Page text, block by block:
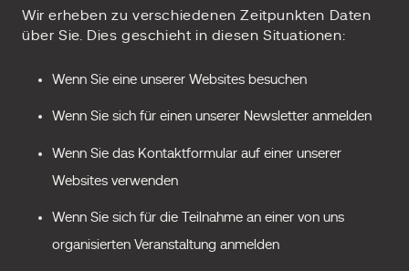
Wir erheben zu verschiedenen Zeitpunkten Daten
über Sie. Dies geschieht in diesen Situationen:
Wenn Sie eine unserer Websites besuchen
Wenn Sie sich für einen unserer Newsletter anmelden
Wenn Sie das Kontaktformular auf einer unserer
Websites verwenden
Wenn Sie sich für die Teilnahme an einer von uns
organisierten Veranstaltung anmelden